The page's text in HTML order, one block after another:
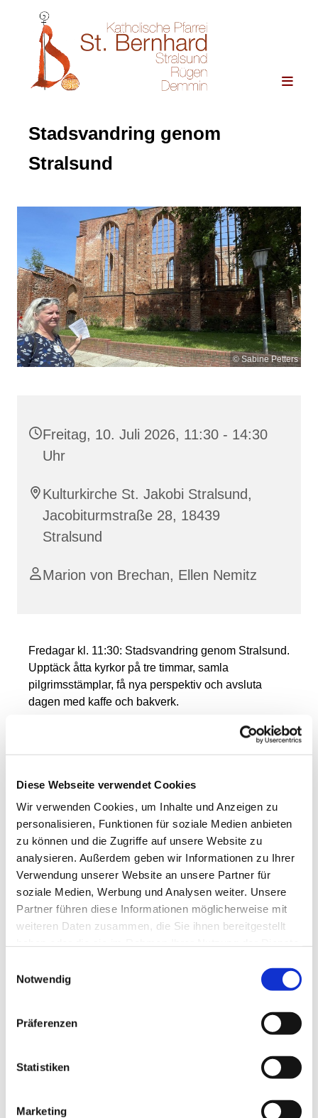
Diese Webseite verwendet Cookies
Wir verwenden Cookies, um Inhalte und Anzeigen zu
personalisieren, Funktionen für soziale Medien anbieten
zu können und die Zugriffe auf unsere Website zu
analysieren. Außerdem geben wir Informationen zu Ihrer
Verwendung unserer Website an unsere Partner für
soziale Medien, Werbung und Analysen weiter. Unsere
Partner führen diese Informationen möglicherweise mit
weiteren Daten zusammen, die Sie ihnen bereitgestellt
Notwendig
Präferenzen
Statistiken
Marketing
Stadsvandring genom
Stralsund
© Sabine Petters
Freitag, 10. Juli 2026, 11:30 - 14:30
Uhr
Kulturkirche St. Jakobi Stralsund,
Jacobiturmstraße 28, 18439
Stralsund
Marion von Brechan, Ellen Nemitz
Fredagar kl. 11:30: Stadsvandring genom Stralsund.
Upptäck åtta kyrkor på tre timmar, samla
pilgrimsstämplar, få nya perspektiv och avsluta
dagen med kaffe och bakverk.